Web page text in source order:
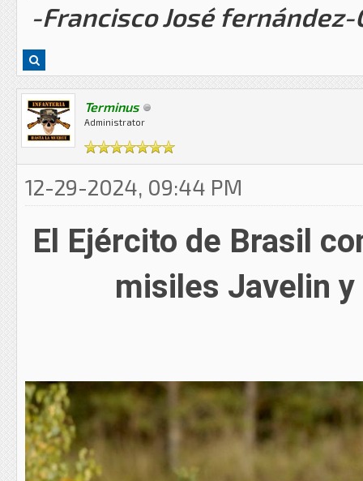
-Francisco José
Terminus
Administrator
12-29-2024, 09:44 PM
El Ejército de Brasil
misiles Javelin